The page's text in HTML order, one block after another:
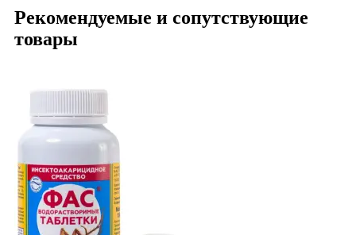
Рекомендуемые и сопутствующие
товары